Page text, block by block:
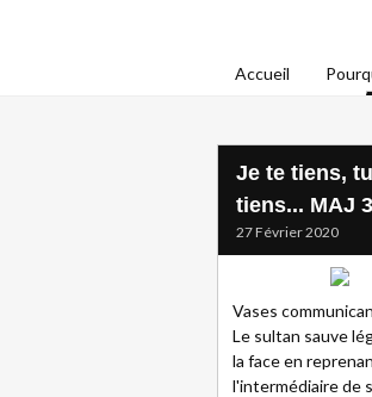
Accueil
Je te tiens,
tiens... MAJ 3
27 Février 2020
Vases
Le sultan sauve
la face en
l'intermédiaire de